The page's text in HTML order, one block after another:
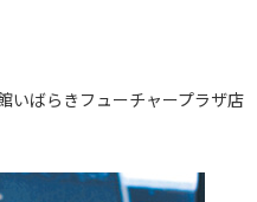
ばらきフューチャープラザ店